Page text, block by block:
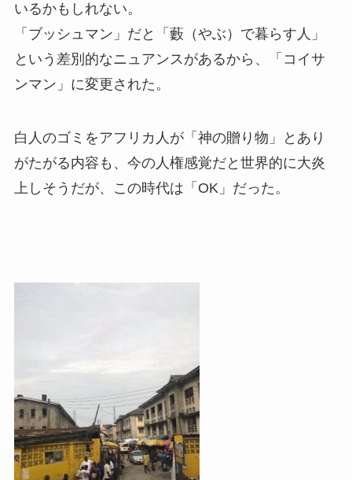
いるかもしれない。
「ブッシュマン」だと「藪（やぶ）で暮らす人」
という差別的なニュアンスがあるから、「コイサ
ンマン」に変更された。
白人のゴミをアフリカ人が「神の贈り物」とあり
がたがる内容も、今の人権感覚だと世界的に大炎
上しそうだが、この時代は「OK」だった。